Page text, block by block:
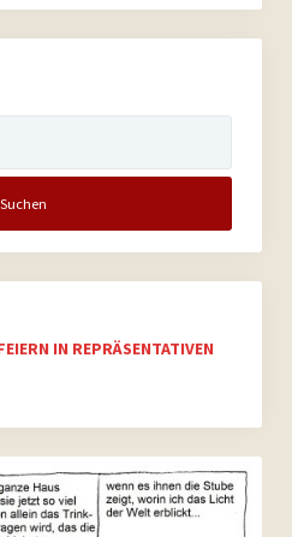
IN REPRÄSENTATIVEN